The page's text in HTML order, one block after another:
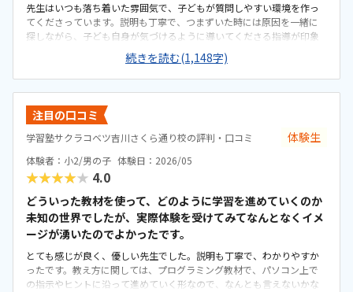
先生はいつも落ち着いた雰囲気で、子どもが質問しやすい環境を作っ
てくださっています。説明も丁寧で、つまずいた時には原因を一緒に
探しながら、子ども自身が気づけるように導いてくださる指導が印象
的でした。授業中は必要以上に口を出さず、基本的には後ろで見守り
ながら、適切なタイミングで声をかけてくださるため、子どもが自分
のペースで安心して取り組めています。カリキュラムの細かな内容ま
ではまだ把握しきれていませんが、教室独自の進捗シートがとても分
かりやすく作られており、「今日はどこまで進んだか」が一目で確認
できる仕組みになっています。子ども自身も「今日はここまで進んだ
よ」と嬉しそうに教えてくれるので、学習の見える化がしっかりでき
検定レベルを目指せるか」といった目安も書かれており、今どの段階
にいて、どこに向かっているのかが親にも分かりやすく示されていま
たが、このシートのおかげで成長の道筋が具体的にイメージでき、安
心して通わせることができています。教室までは車で10分ほどかかる
ため、通いやすさとしては「普通」という評価にさせていただきま
す。周辺は大通りで交通量が多く、路上での一時的な乗り降りが難し
いため、毎回専用駐車場に入れる必要があります。少し手間には感じ
ますが、安全面を考えると仕方がない部分でもあり、安心して送り迎
続きを読む(1,148字)
注目の口コミ
学習塾サクラコベツ吉川さくら通り校の評判・口コミ 体験生
体験者：小2/男の子 体験日：2026/05
★★★★★ 4.0
どういった教材を使って、どのように学習を進めていくのか
未知の世界でしたが、実際体験を受けてみてなんとなくイメ
ージが湧いたのでよかったです。
とても感じが良く、優しい先生でした。説明も丁寧で、わかりやすか
ったです。教え方に関しては、プログラミング教材で、パソコン上で
の指示やヒントに沿って進めていく形なので、なんとも言えないかな